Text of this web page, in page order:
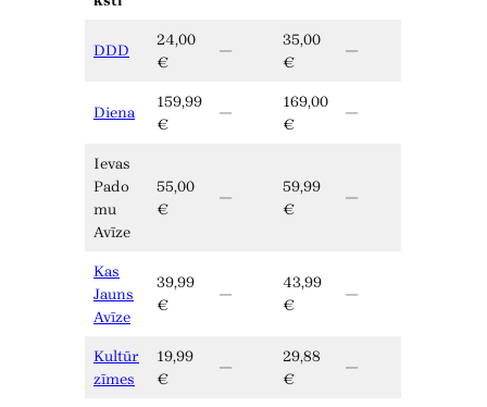
DDD
24,00
€
—
35,00
€
—
Diena
159,99
€
—
169,00
€
—
Ievas
Pado
mu
Avīze
55,00
€
—
59,99
€
—
Kas
Jauns
Avīze
39,99
€
—
43,99
€
—
Kultūr
zīmes
19,99
€
—
29,88
€
—